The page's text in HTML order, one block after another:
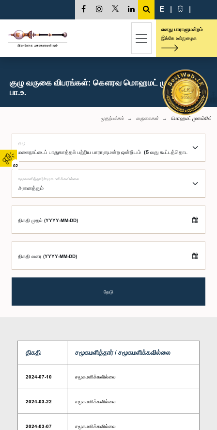
02
E | සි |
எனது பாராளுமன்றம்
இங்கே உள்நுழைக
குழு வருகை விபரங்கள்: கௌரவ மொஹமட் முஸம்மில்,
பா.உ.
முதற்பக்கம் வருகைகள் மொஹமட் முஸம்மில்
குழு
சமூகமளித்தார்/சமூகமளிக்கவில்லை
திகதி முதல் (YYYY-MM-DD)
திகதி வரை (YYYY-MM-DD)
தேடு
திகதி சமூகமளித்தார் / சமூகமளிக்கவில்லை
2024-07-10 சமூகமளிக்கவில்லை
2024-03-22 சமூகமளிக்கவில்லை
2024-03-07 சமூகமளிக்கவில்லை